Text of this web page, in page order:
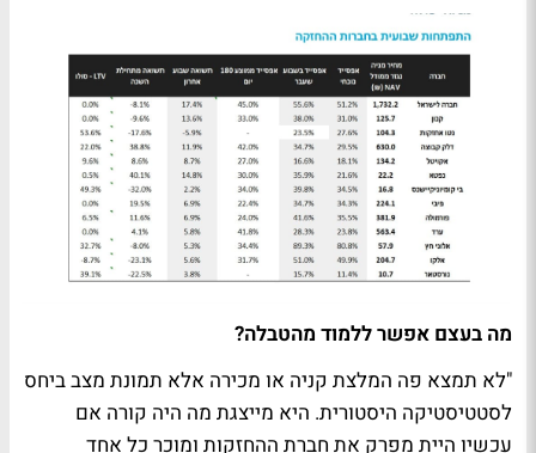
מה בעצם אפשר ללמוד מהטבלה?
"לא תמצא פה המלצת קניה או מכירה אלא תמונת מצב ביחס
לסטטיסטיקה היסטורית. היא מייצגת מה היה קורה אם
עכשיו היית מפרק את חברת ההחזקות ומוכר כל אחד